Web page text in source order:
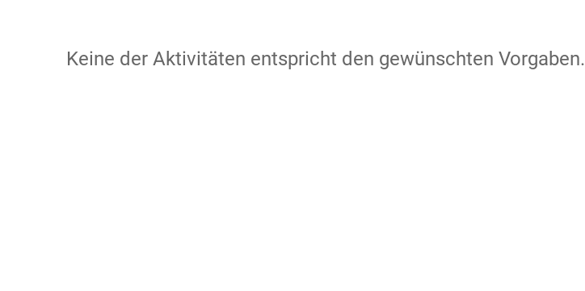
Keine der Aktivitäten entspricht den gewünschten Vorgaben.